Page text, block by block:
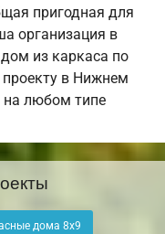
пригодная для
организация в
из каркаса по
в Нижнем
на любом типе
дома 8х9